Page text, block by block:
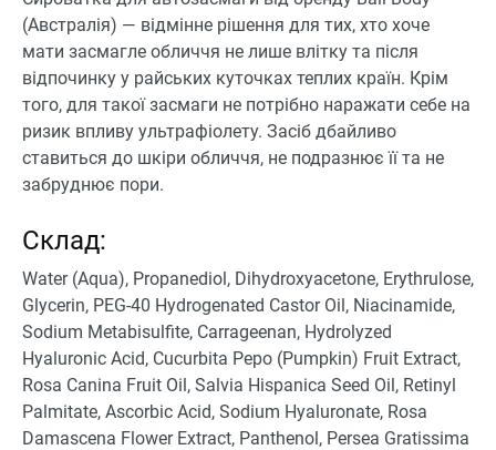
(Австралія) — відмінне рішення для тих, хто хоче
мати засмагле обличчя не лише влітку та після
відпочинку у райських куточках теплих країн. Крім
того, для такої засмаги не потрібно наражати себе на
ризик впливу ультрафіолету. Засіб дбайливо
ставиться до шкіри обличчя, не подразнює її та не
забруднює пори.
Склад:
Water (Aqua), Propanediol, Dihydroxyacetone, Erythrulose,
Glycerin, PEG-40 Hydrogenated Castor Oil, Niacinamide,
Sodium Metabisulfite, Carrageenan, Hydrolyzed
Hyaluronic Acid, Cucurbita Pepo (Pumpkin) Fruit Extract,
Rosa Canina Fruit Oil, Salvia Hispanica Seed Oil, Retinyl
Palmitate, Ascorbic Acid, Sodium Hyaluronate, Rosa
Damascena Flower Extract, Panthenol, Persea Gratissima